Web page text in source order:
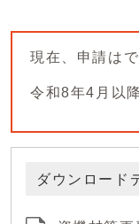
現在、申請はで
令和8年4月以
ダウンロード